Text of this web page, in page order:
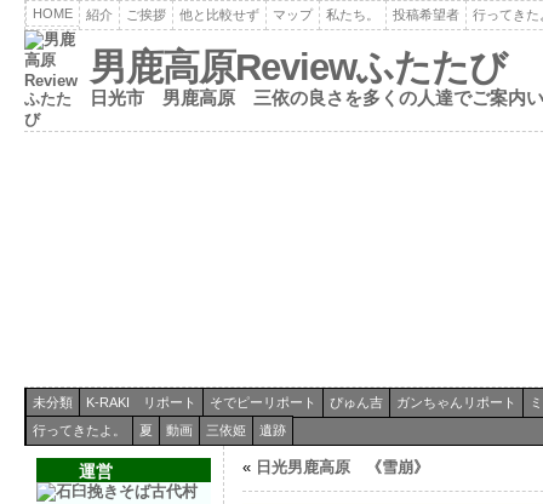
HOME 紹介 ご挨拶 他と比較せず マップ 私たち。 投稿希望者 行ってきた
男鹿高原Reviewふたたび
日光市 男鹿高原 三依の良さを多くの人達でご案内
未分類 K-RAKI リポート そでピーリポート ぴゅん吉 ガンちゃんリポート
行ってきたよ。
夏 動画 三依姫 遺跡
運営 « 日光男鹿高原 《雪崩》